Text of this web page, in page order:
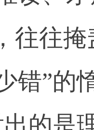
往往
错”的